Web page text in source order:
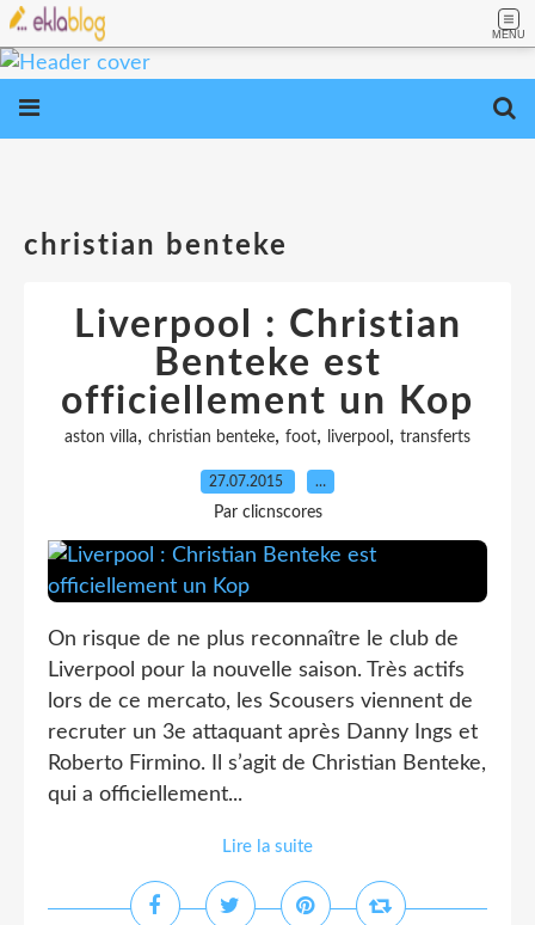
MENU
christian benteke
Liverpool : Christian
Benteke est
officiellement un Kop
aston villa, christian benteke, foot, liverpool , transferts
27.07.2015 …
Par clicnscores
On risque de ne plus reconnaître le club de
Liverpool pour la nouvelle saison. Très actifs
lors de ce mercato, les Scousers viennent de
recruter un 3e attaquant après Danny Ings et
Roberto Firmino. Il s’agit de Christian Benteke,
qui a officiellement...
Lire la suite